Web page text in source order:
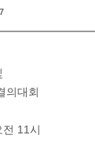
의대회
11시